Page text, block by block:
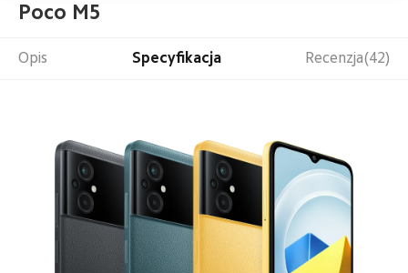
Poco M5
Opis Specyfikacja Recenzja(42)